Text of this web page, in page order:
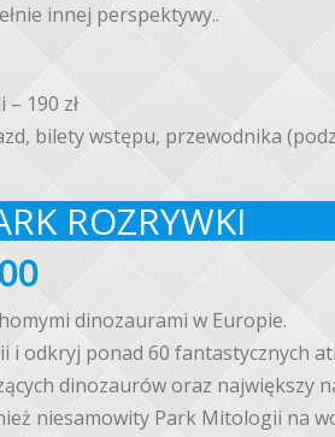
innej perspektywy..
– 190 zł
bilety wstępu, przewodnika
ROZRYWKI
dinozaurami w Europie.
i odkryj ponad 60 fantastycznych
dinozaurów oraz największy
niesamowity Park Mitologii na